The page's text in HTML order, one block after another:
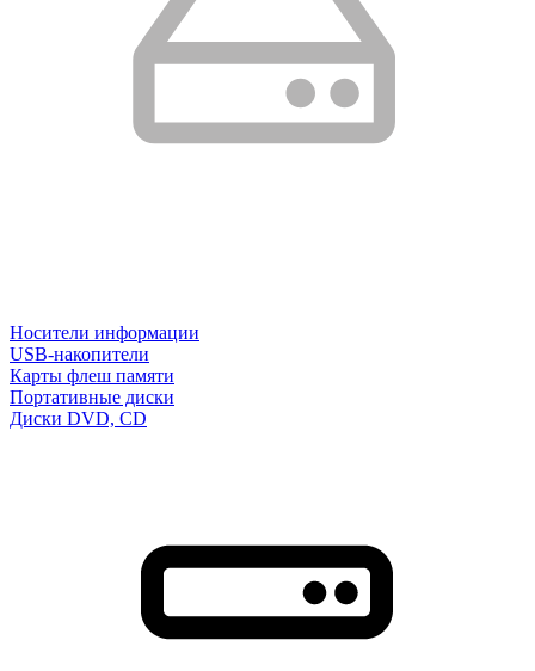
Носители информации
USB-накопители
Карты флеш памяти
Портативные диски
Диски DVD, CD